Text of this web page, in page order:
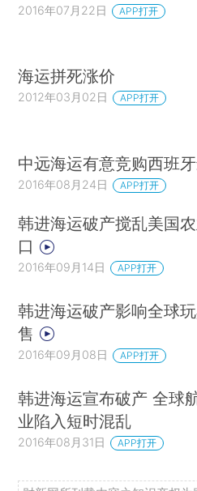
2016年07月22日 APP打开
海运拼死涨价
2012年03月02日 APP打开
中远海运有意竞购西班
2016年08月24日 APP打开
韩进海运破产搅乱美国
口
2016年09月14日 APP打开
韩进海运破产影响全球
售
2016年09月08日 APP打开
韩进海运宣布破产 全球
业陷入短时混乱
2016年08月31日 APP打开